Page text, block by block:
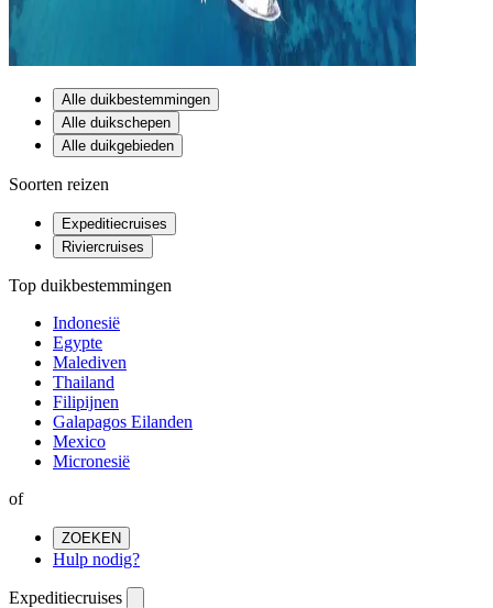
Alle duikbestemmingen
Alle duikschepen
Alle duikgebieden
Soorten reizen
Expeditiecruises
Riviercruises
Top duikbestemmingen
Indonesië
Egypte
Malediven
Thailand
Filipijnen
Galapagos Eilanden
Mexico
Micronesië
of
ZOEKEN
Hulp nodig?
Expeditiecruises